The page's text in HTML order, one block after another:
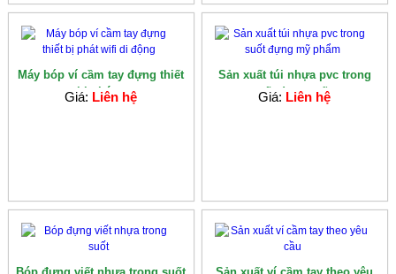
Máy bóp ví cầm tay đựng thiết
bị phát...
Giá: Liên hệ
Sản xuất túi nhựa pvc trong
suốt đựng mỹ...
Giá: Liên hệ